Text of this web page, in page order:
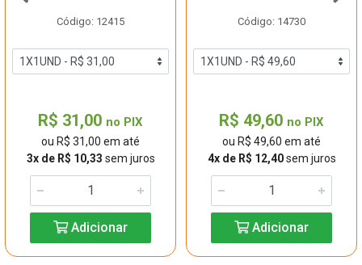
Código: 12415
R$ 31,00 no PIX
ou R$ 31,00 em até
3x de R$ 10,33 sem juros
Adicionar
Código: 14730
R$ 49,60 no PIX
ou R$ 49,60 em até
4x de R$ 12,40sem juros
Adicionar